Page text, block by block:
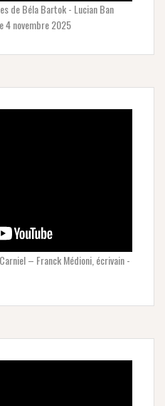
de Béla Bartok - Lucian Ban
4 novembre 2025
– Franck Médioni, écrivain -